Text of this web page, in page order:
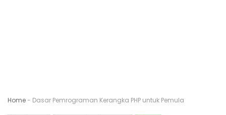
Home- Dasar Pemrograman Kerangka PHP untuk Pemula